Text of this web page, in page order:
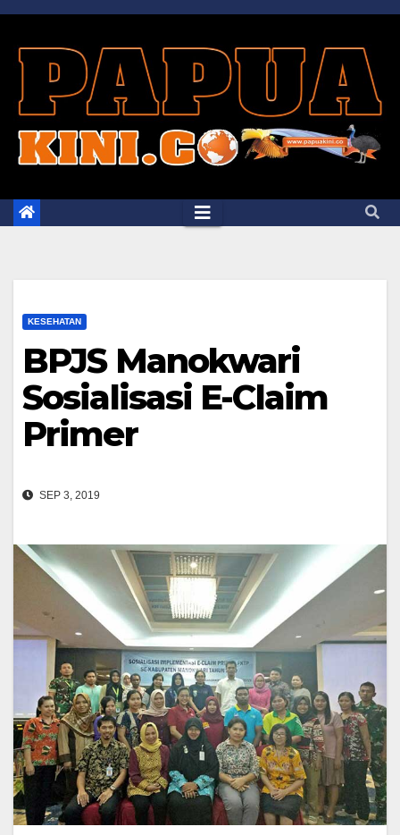
Skip
content
KESEHATAN
BPJS Manokwari
Sosialisasi E-Claim
Primer
SEP 3, 2019